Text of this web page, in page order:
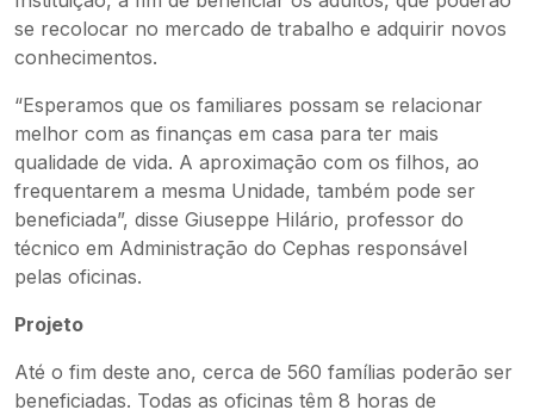
se recolocar no mercado de trabalho e adquirir novos
conhecimentos.
“Esperamos que os familiares possam se relacionar
melhor com as finanças em casa para ter mais
qualidade de vida. A aproximação com os filhos, ao
frequentarem a mesma Unidade, também pode ser
beneficiada”, disse Giuseppe Hilário, professor do
técnico em Administração do Cephas responsável
pelas oficinas.
Projeto
Até o fim deste ano, cerca de 560 famílias poderão ser
beneficiadas. Todas as oficinas têm 8 horas de